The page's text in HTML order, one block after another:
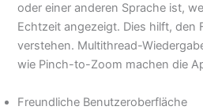
oder einer anderen Sprache ist,
Echtzeit angezeigt. Dies hilft, den
verstehen. Multithread-
wie Pinch-to-Zoom machen die
Freundliche Benutzeroberfläche